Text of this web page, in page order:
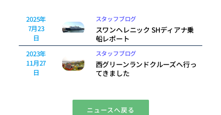
会社案内
会社案内
2025年
7月23
日
スタッフブログ
スワンヘレニック SHディアナ乗
船レポート
2023年
11月27
日
スタッフブログ
西グリーンランドクルーズへ行っ
てきました
ニュースへ戻る